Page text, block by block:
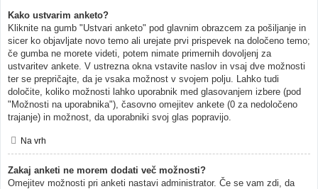
Kako ustvarim anketo?
Kliknite na gumb "Ustvari anketo" pod glavnim obrazcem za pošiljanje in
sicer ko objavljate novo temo ali urejate prvi prispevek na določeno temo;
če gumba ne morete videti, potem nimate primernih dovoljenj za
ustvaritev ankete. V ustrezna okna vstavite naslov in vsaj dve možnosti
ter se prepričajte, da je vsaka možnost v svojem polju. Lahko tudi
določite, koliko možnosti lahko uporabnik med glasovanjem izbere (pod
"Možnosti na uporabnika"), časovno omejitev ankete (0 za nedoločeno
trajanje) in možnost, da uporabniki svoj glas popravijo.
Na vrh
Zakaj anketi ne morem dodati več možnosti?
Omejitev možnosti pri anketi nastavi administrator. Če se vam zdi, da